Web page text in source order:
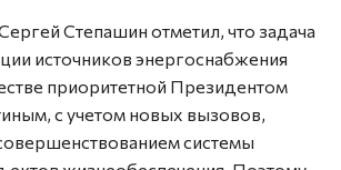
Степашин отметил, что задача
источников энергоснабжения
приоритетной Президентом
с учетом новых вызовов,
системы